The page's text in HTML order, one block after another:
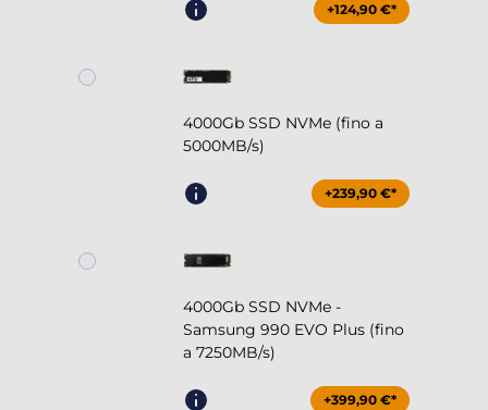
+124,90 €*
4000Gb SSD NVMe (fino a
5000MB/s)
+239,90 €*
4000Gb SSD NVMe -
Samsung 990 EVO Plus (fino
a 7250MB/s)
+399,90 €*